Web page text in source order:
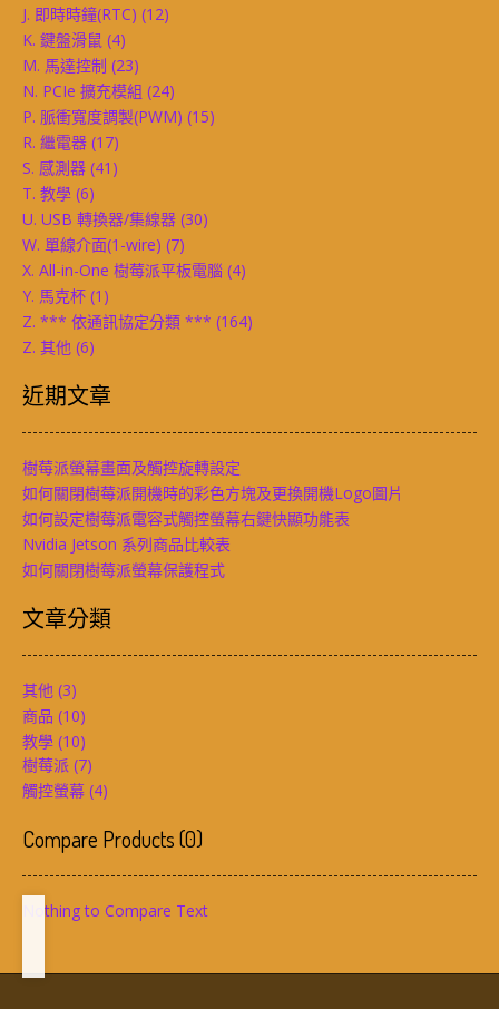
J. 即時時鐘(RTC) (12)
K. 鍵盤滑鼠 (4)
M. 馬達控制 (23)
N. PCIe 擴充模組 (24)
P. 脈衝寬度調製(PWM) (15)
R. 繼電器 (17)
S. 感測器 (41)
T. 教學 (6)
U. USB 轉換器/集線器 (30)
W. 單線介面(1-wire) (7)
X. All-in-One 樹莓派平板電腦 (4)
Y. 馬克杯 (1)
Z. *** 依通訊協定分類 *** (164)
Z. 其他 (6)
近期文章
樹莓派螢幕畫面及觸控旋轉設定
如何關閉樹莓派開機時的彩色方塊及更換開機Logo圖片
如何設定樹莓派電容式觸控螢幕右鍵快顯功能表
Nvidia Jetson 系列商品比較表
如何關閉樹莓派螢幕保護程式
文章分類
其他 (3)
商品 (10)
教學 (10)
樹莓派 (7)
觸控螢幕 (4)
Compare Products(0)
Nothing to Compare Text